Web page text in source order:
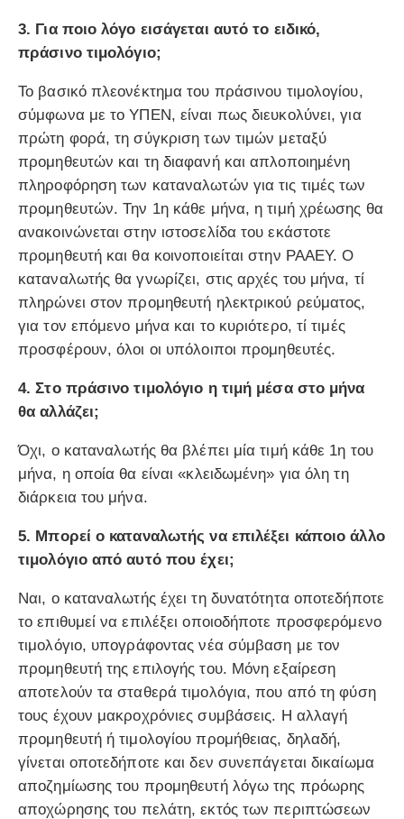
3. Για ποιο λόγο εισάγεται αυτό το ειδικό,
πράσινο τιμολόγιο;
Το βασικό πλεονέκτημα του πράσινου τιμολογίου,
σύμφωνα με το ΥΠΕΝ, είναι πως διευκολύνει, για
πρώτη φορά, τη σύγκριση των τιμών μεταξύ
προμηθευτών και τη διαφανή και απλοποιημένη
πληροφόρηση των καταναλωτών για τις τιμές των
προμηθευτών. Την 1η κάθε μήνα, η τιμή χρέωσης θα
ανακοινώνεται στην ιστοσελίδα του εκάστοτε
προμηθευτή και θα κοινοποιείται στην ΡΑΑΕΥ. Ο
καταναλωτής θα γνωρίζει, στις αρχές του μήνα, τί
πληρώνει στον προμηθευτή ηλεκτρικού ρεύματος,
για τον επόμενο μήνα και το κυριότερο, τί τιμές
προσφέρουν, όλοι οι υπόλοιποι προμηθευτές.
4. Στο πράσινο τιμολόγιο η τιμή μέσα στο μήνα
θα αλλάζει;
Όχι, ο καταναλωτής θα βλέπει μία τιμή κάθε 1η του
μήνα, η οποία θα είναι «κλειδωμένη» για όλη τη
διάρκεια του μήνα.
5. Μπορεί ο καταναλωτής να επιλέξει κάποιο άλλο
τιμολόγιο από αυτό που έχει;
Ναι, ο καταναλωτής έχει τη δυνατότητα οποτεδήποτε
το επιθυμεί να επιλέξει οποιοδήποτε προσφερόμενο
τιμολόγιο, υπογράφοντας νέα σύμβαση με τον
προμηθευτή της επιλογής του. Μόνη εξαίρεση
αποτελούν τα σταθερά τιμολόγια, που από τη φύση
τους έχουν μακροχρόνιες συμβάσεις. Η αλλαγή
προμηθευτή ή τιμολογίου προμήθειας, δηλαδή,
γίνεται οποτεδήποτε και δεν συνεπάγεται δικαίωμα
αποζημίωσης του προμηθευτή λόγω της πρόωρης
αποχώρησης του πελάτη, εκτός των περιπτώσεων